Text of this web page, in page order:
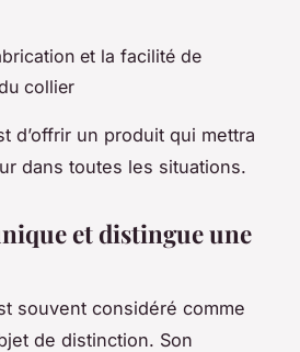
et la facilité de
collier
d’offrir un produit qui mettra
dans toutes les situations.
et distingue une
souvent considéré comme
de distinction. Son